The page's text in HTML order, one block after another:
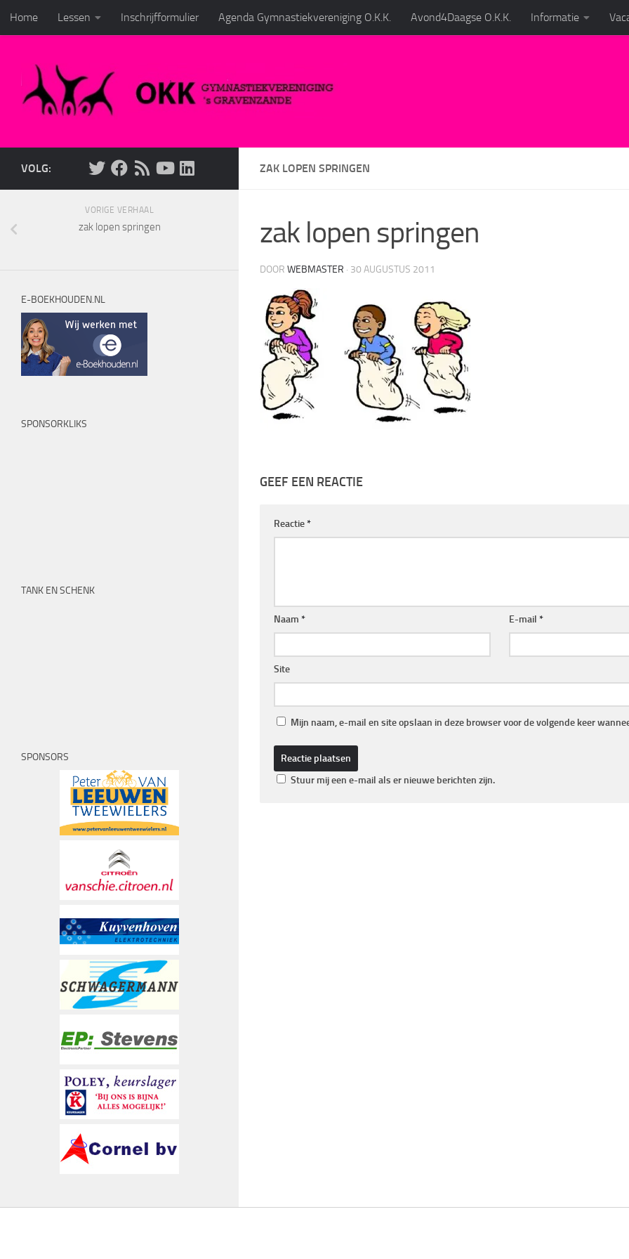
Doorgaan naar inhoud
Home Lessen Inschrijfformulier Agenda Gymnastiekvereniging O.K.K. Avond4Daagse O.K.K. Informatie
ZAK LOPEN SPRINGEN
zak lopen springen
DOOR WEBMASTER · 30 AUGUSTUS 2011
GEEF EEN REACTIE
Reactie*
Naam * E-mail *
Site
Mijn naam, e-mail en site opslaan in deze browser voor de volgende keer
Stuur mij een e-mail als er nieuwe berichten zijn.
VOLG:
VORIGE VERHAAL
zak lopen springen
E-BOEKHOUDEN.NL
SPONSORKLIKS
TANK EN SCHENK
SPONSORS